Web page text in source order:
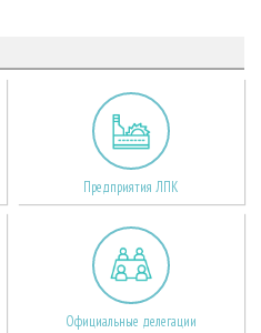
Предприятия ЛПК
Официальные делегации